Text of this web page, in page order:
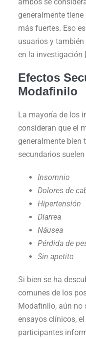
generalmente
más fuertes. Eso
usuarios y
en la investigación [
Efectos
Modafinilo
La mayoría de los
consideran que el
generalmente bien
secundarios
Insomnio
Dolores de
Hipertensión
Diarrea
Náusea
Pérdida de
Sin apetito
Si bien se ha
comunes de los
Modafinilo, aún no
ensayos clínicos,
participantes